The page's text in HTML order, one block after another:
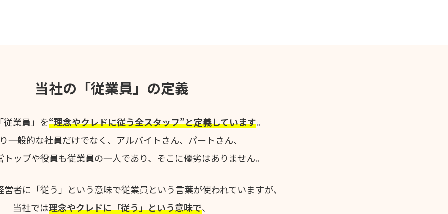
当社の「従業員」の定義
従業員」を“理念やクレドに従う全スタッフ”と定義しています。
一般的な社員だけでなく、アルバイトさん、パートさん、
トップや役員も従業員の一人であり、そこに優劣はありません。
者に「従う」という意味で従業員という言葉が使われていますが、
当社では理念やクレドに「従う」という意味で、